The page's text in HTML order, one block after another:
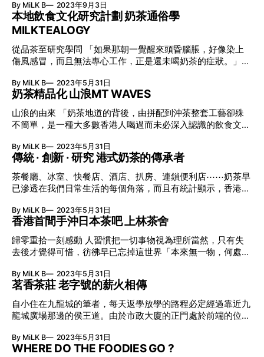
二十二年，
ITUNES的ROKR E1，同時更攜手美國網絡商CINGULAR
WIRELESS（即AT&T前身）一同推向市場。 STEVE JOBS在
2005年的Apple發佈會「It's Showtime」中形容ROKR E1是
「一款在手機中的iPod shuffle」，但奇怪的是，手機不能直
接下載音樂，用家必需連接電腦，再從電腦透過USB 1.1的龜
速把歌曲傳到手機，而且最多只能儲存一百首歌！ 更吊詭
的，在ROKR E1發表後二十分鐘，STEVE JOBS同場發表外形
時尚、又薄又輕兼可儲存一千首歌曲的iPod Nano！誰是主
角，你知我知單眼佬都知。如此規格，ROKR E1當然注定失
敗，一年後事實亦證明，ROKR E1只售出一百萬部，而iPod
Nano則售出七百萬部的好成績。 看來教主的真正用意，就是
By MiLK B 2023年9月3日
本地飲食文化研究計劃 奶茶通俗學
MILKTEALOGY
從品茶至研究學問 「如果那朝一覺醒來頭昏腦脹，好像染上
傷風感冒，而且無法專心工作，正是還未喝奶茶的症狀。」自
LONG，喜愛奶茶的程度不只於每天至少一杯，而且驅使他們
在2014年展開名為「奶茶通俗學」的文化研究項目，以既認
真亦幽默的插圖漫畫吸引大眾目光，從而探討奶茶的通俗文化
和與茶餐廳的軼事趣聞，甚至為小店形式經營的茶記爭取更多
話語權。「本地的文化缺失正是過度商業化，坊間由大財團或
主流聲音傳播的奶茶資訊未必完全正確，相反宣傳成份愈高愈
需要FACT CHECK。研究開始後，漸漸發現奶茶無論在技術含
更早關注 當其他關注組尚未在FACEBOOK出現前，崔氏兄弟
已對奶茶及茶餐廳文化展開深入調查，但由於相關的書籍文獻
嚐不同奶茶之餘，亦以個人方法記錄一個關於茶記文化的故
事。「經常強調『每趟美味的旅程都是用腳開始』，即是要親
眼觀察、用鼻去嗅、用口品嚐，甚至感受當下的溫度。」倆人
還給自己一個標準，就是先在社區附近走一轉，了解當地街坊
By MiLK B 2023年5月31日
奶茶精品化 山浪MT WAVES
山浪的由來 「奶茶地道的背後，由拼配到沖茶整套工藝卻殊
不簡單，是一種大多數香港人喝過而未必深入認識的飲食文
色，而且透過更多新穎及趕上時代的面貌示人，甚至能夠走向
世界。」本身從事金融會計行業的ALEX，因為外出用膳而常
喝奶茶，繼而對它產生興趣，甚至開始鑽研何謂一杯好喝的奶
茶。另一方面，喜歡背著背包周遊列國的他，亦反思有甚麼東
西能夠代表香港的獨特文化，與朋友聚會時又有沒有非酒精的
飲品可以共同分享⋯⋯這些想法最終驅使ALEX在2016年正式
學習沖製港式奶茶的手藝，並在國際金茶王陳子平師傅的指導
品牌「山浪」，嘗試把傳統融合創意推陳出新，令港式奶茶變
得更現代化、精品化與年輕化。 結合傳統與現代化的沖茶方
度，還可再分成前、中、後段；先聞茶香喚醒整個人的神經，
再試茶的濃度與厚度，最後感受到回甘餘韻。有別一般樽裝奶
茶，山浪的出品不但沒有添加防腐劑，更是根據傳統人手沖茶
的原理及配方，再配合科學研究數據和製作工序，以批量形式
By MiLK B 2023年5月31日
傳統 · 創新 · 研究 港式奶茶的傳承者
茶餐廳、冰室、快餐店、酒店、扒房、連鎖便利店⋯⋯奶茶早
已滲透在我們日常生活的每個角落，而且有統計顯示，香港人
在不少人心裡的地位是何等重要！既然今期主題是「香港喫
茶」，又豈能缺少本地代表港式奶茶？可是眾人口味各有不
同，而且坊間已有大大小小奶茶龍虎榜或試飲報告，所以不在
此評論哪一家的茶最正宗或非喝不可了；反而今回藉著三個受
訪單位的故事，讓大家知道他們正在透過不同形式推廣奶茶，
讓這項「非物質文化遺產」一直傳承下去。 港式奶茶的前世
今生 50年代英國殖民統治時期，英國商人除將咖啡紅茶運送
混合而成的英式奶茶，不過由於採用貴價材料沖製，故最初只
屬於上流社會階層享用的專利。英式奶茶其後輾轉流入民間，
變通的百姓逐將配方和沖茶方式加以改良，包括以淡奶取代鮮
奶，再用布袋翻沖茶葉令茶變得更濃，同時亦會放較多份量的
By MiLK B 2023年5月31日
香港首間手沖日本茶吧 上林茶舍
歸零重拾一刻感動 人習慣把一切事物視為理所當然，只有失
去後才覺得可惜，彷彿早已忘掉這世界「本來無一物，何處惹
事，很多事情就像日本茶道中的「一期一會」名言般，有些相
會一生僅此一次，無法重來，因此保持心靈平靜、享受當下、
不批評，自然能和諧地連結宇宙萬物。六年前，本從事銀行工
作，自言性格有點急躁的SHAWN MAK，因在日本品嚐過一杯
宇治煎茶，那種清心的感動，讓他一試難忘，決定於上環太平
街這片寧靜之地開設「上林茶舍」，期望客人能憑一杯茶、一
個器皿都能享受茶所帶來的那份感動。一場疫情，令上環店被
By MiLK B 2023年5月31日
茗香茶莊 老字號的薪火相傳
自小住在九龍城的筆者，每天返學放學的路程必定經過靠近九
龍城廣場那邊的侯王道。由於市政大廈的正門處於前端的位
通。不過再行前一點，卻又變成另一片天地，除了偶然傳來樹
上雀鳥的叫聲，四周份外恬靜，而且更有一間與氛圍非常搭調
By MiLK B 2023年5月31日
WHERE DO THE FOODIES GO ?